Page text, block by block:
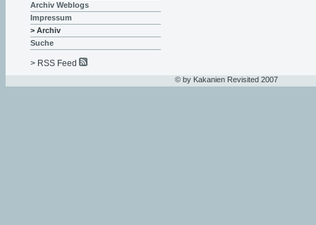
Archiv Weblogs
Impressum
> Archiv
Suche
> RSS Feed
© by Kakanien Revisited 2007